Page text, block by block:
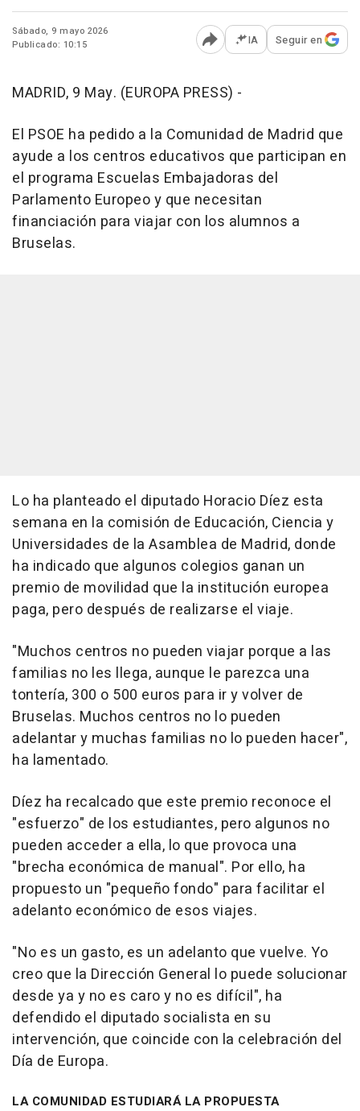
Sábado, 9 mayo 2026
Publicado: 10:15
Abrir opciones para
IA Seguir en
MADRID, 9 May. (EUROPA PRESS) -
El PSOE ha pedido a la Comunidad de Madrid que
ayude a los centros educativos que participan en
el programa Escuelas Embajadoras del
Parlamento Europeo y que necesitan
financiación para viajar con los alumnos a
Bruselas.
Lo ha planteado el diputado Horacio Díez esta
semana en la comisión de Educación, Ciencia y
Universidades de la Asamblea de Madrid, donde
ha indicado que algunos colegios ganan un
premio de movilidad que la institución europea
paga, pero después de realizarse el viaje.
"Muchos centros no pueden viajar porque a las
familias no les llega, aunque le parezca una
tontería, 300 o 500 euros para ir y volver de
Bruselas. Muchos centros no lo pueden
adelantar y muchas familias no lo pueden hacer",
ha lamentado.
Díez ha recalcado que este premio reconoce el
"esfuerzo" de los estudiantes, pero algunos no
pueden acceder a ella, lo que provoca una
"brecha económica de manual". Por ello, ha
propuesto un "pequeño fondo" para facilitar el
adelanto económico de esos viajes.
"No es un gasto, es un adelanto que vuelve. Yo
creo que la Dirección General lo puede solucionar
desde ya y no es caro y no es difícil", ha
defendido el diputado socialista en su
intervención, que coincide con la celebración del
Día de Europa.
LA COMUNIDAD ESTUDIARÁ LA PROPUESTA